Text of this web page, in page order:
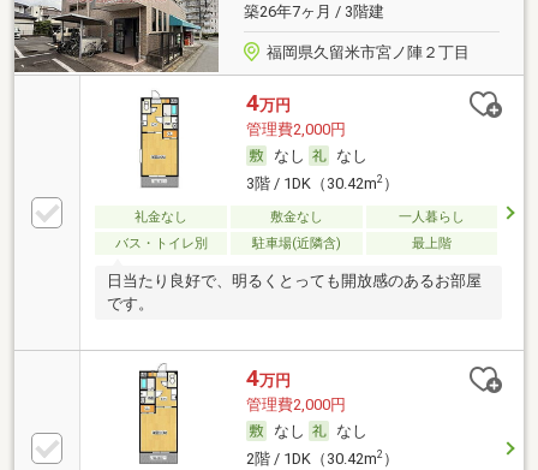
築26年7ヶ月 / 3階建
福岡県久留米市宮ノ陣２丁目
4万円
管理費2,000円
なし
なし
3階 / 1DK（30.42m2）
礼金なし 敷金なし
一人暮らし
バス・トイレ別
駐車場(近隣含) 最上階
日当たり良好で、明るくとっても開放感のあるお部屋
です。
4万円
管理費2,000円
なし
なし
2階 / 1DK（30.42m2）